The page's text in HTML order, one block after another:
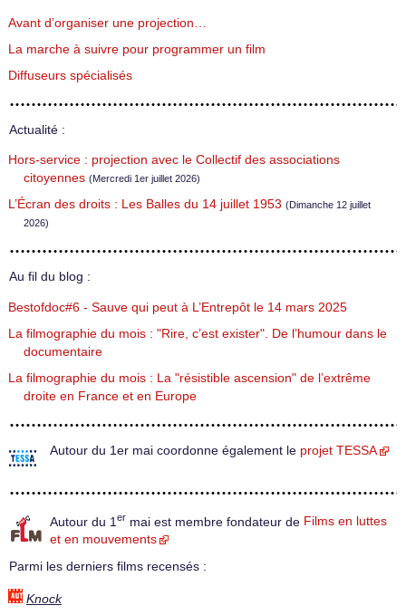
Avant d’organiser une projection…
La marche à suivre pour programmer un film
Diffuseurs spécialisés
Actualité :
Hors-service : projection avec le Collectif des associations
citoyennes (Mercredi 1er juillet 2026)
L’Écran des droits : Les Balles du 14 juillet 1953 (Dimanche 12 juillet
2026)
Au fil du blog :
Bestofdoc#6 - Sauve qui peut à L’Entrepôt le 14 mars 2025
La filmographie du mois : "Rire, c’est exister". De l’humour dans le
documentaire
La filmographie du mois : La "résistible ascension" de l’extrême
droite en France et en Europe
Autour du 1er mai coordonne également le projet TESSA
Autour du 1 er mai est membre fondateur de Films en luttes
et en mouvements
Parmi les derniers films recensés :
Knock